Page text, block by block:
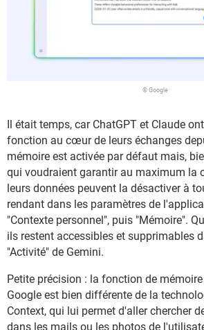
© Google
Il était temps, car ChatGPT et Claude
fonction au cœur de leurs échanges
mémoire est activée par défaut mais,
qui voudraient garantir au maximum la
leurs données peuvent la désactiver à
rendant dans les paramètres de
"Contexte personnel", puis "Mémoire".
ils restent accessibles et supprimables
"Activité" de Gemini.
Petite précision : la fonction de
Google est bien différente de la
Context, qui lui permet d'aller chercher
dans les mails ou les photos de